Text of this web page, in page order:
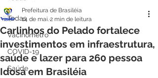
Todas
Vacinômetro
COVID-19
Saúde
Carlinhos do Pelado fortalece
investimentos em infraestrutura,
saúde e lazer para 260 pessoa
Idosa em Brasiléia
Prefeitura de Brasiléia
14 de mai.2 min de leitura